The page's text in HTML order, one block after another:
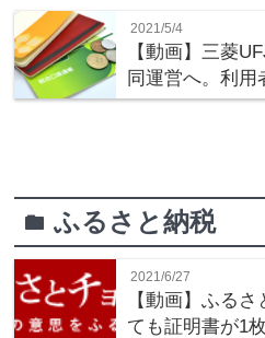
2021/5/4
【動画】三菱
同運営へ。利用
folderふるさと納税
2021/6/27
【動画】ふる
ても証明書が1